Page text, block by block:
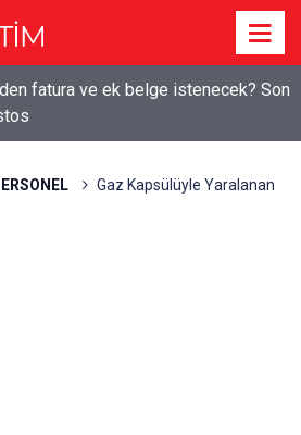
fatura ve ek belge istenecek? Son
Gaz Kapsülüyle Yaralanan